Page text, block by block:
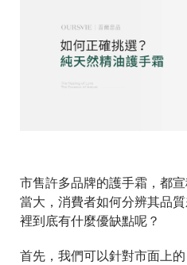
市售許多品牌的護手霜，都
當大，消費者如何分辨其品
裡到底有什麼優缺點呢？
首先，我們可以針對市面上